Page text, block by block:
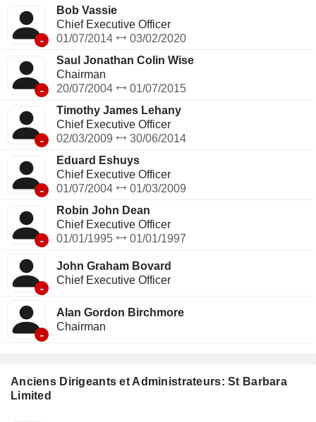
Anciens Dirigeants et Administrateurs: St Barbara
Limited
-
Bob Vassie
Chief Executive Officer
01/07/2014
03/02/2020
-
Saul Jonathan Colin Wise
Chairman
20/07/2004
01/07/2015
-
Timothy James Lehany
Chief Executive Officer
02/03/2009
30/06/2014
-
Eduard Eshuys
Chief Executive Officer
01/07/2004
01/03/2009
-
Robin John Dean
Chief Executive Officer
01/01/1995
01/01/1997
-
John Graham Bovard
Chief Executive Officer
-
Alan Gordon Birchmore
Chairman